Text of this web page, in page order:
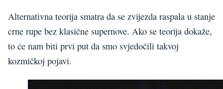
Alternativna teorija smatra da se zvijezda raspala u stanje
crne rupe bez klasične supernove. Ako se teorija dokaže,
to će nam biti prvi put da smo svjedočili takvoj
kozmičkoj pojavi.